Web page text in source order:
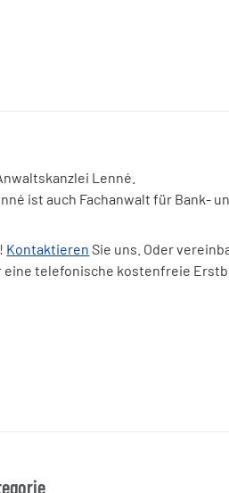
Lenné.
ist auch Fachanwalt für Bank-
Kontaktieren Sie uns. Oder
eine telefonische kostenfreie